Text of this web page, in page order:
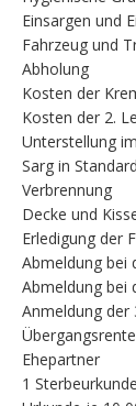
Einsargen und
Fahrzeug und
Abholung
Kosten der
Kosten der 2.
Unterstellung
Sarg in
Verbrennung
Decke und
Erledigung der
Abmeldung bei
Abmeldung bei
Anmeldung der
Ehepartner
1